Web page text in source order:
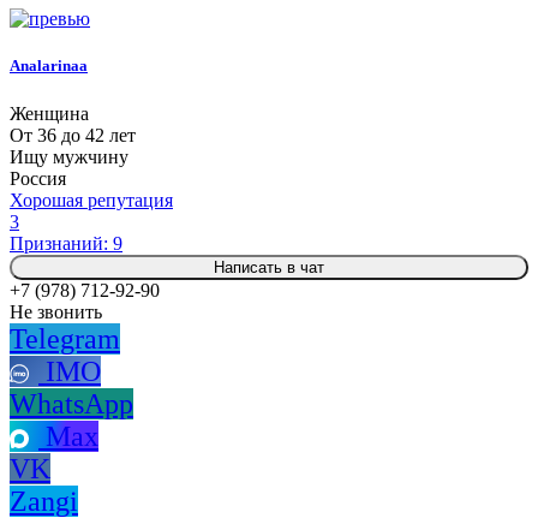
Analarinaa
Женщина
От 36 до 42 лет
Ищу мужчину
Россия
Хорошая репутация
3
Признаний: 9
Написать в чат
+7 (978) 712-92-90
Не звонить
Telegram
IMO
WhatsApp
Max
VK
Zangi